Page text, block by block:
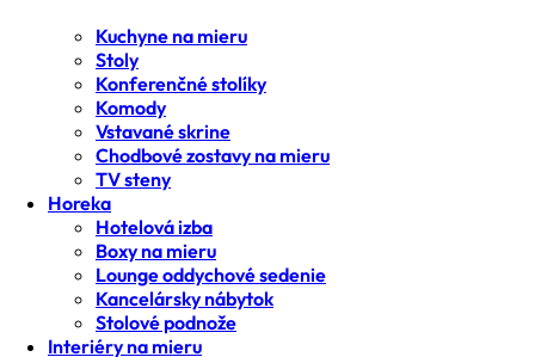
Kuchyne na mieru
Stoly
Konferenčné stolíky
Komody
Vstavané skrine
Chodbové zostavy na mieru
TV steny
Horeka
Hotelová izba
Boxy na mieru
Lounge oddychové sedenie
Kancelársky nábytok
Stolové podnože
Interiéry na mieru